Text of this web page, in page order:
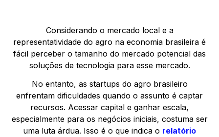
Considerando o mercado local e a
representatividade do agro na economia brasileira é
fácil perceber o tamanho do mercado potencial das
soluções de tecnologia para esse mercado.
No entanto, as startups do agro brasileiro
enfrentam dificuldades quando o assunto é captar
recursos. Acessar capital e ganhar escala,
especialmente para os negócios iniciais, costuma ser
uma luta árdua. Isso é o que indica o relatório